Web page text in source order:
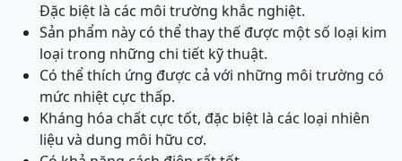
Đặc biệt là các môi trường khắc nghiệt.
Sản phẩm này có thể thay thế được một số loại kim
loại trong những chi tiết kỹ thuật.
Có thể thích ứng được cả với những môi trường có
mức nhiệt cực thấp.
Kháng hóa chất cực tốt, đặc biệt là các loại nhiên
liệu và dung môi hữu cơ.